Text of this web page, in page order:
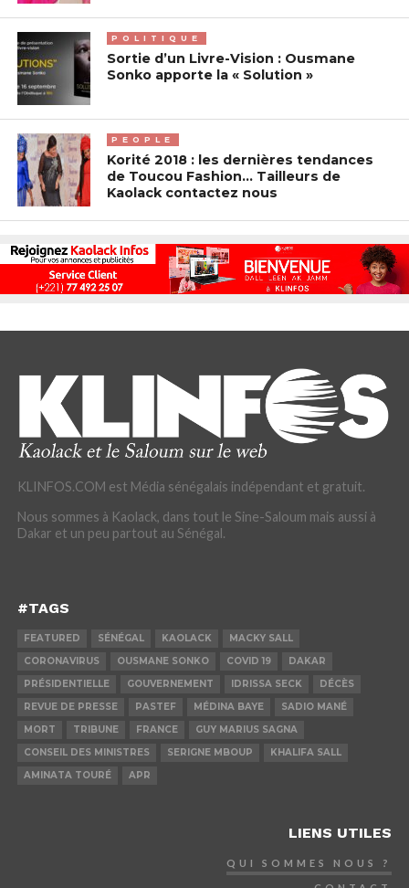
POLITIQUE
Sortie d’un Livre-Vision : Ousmane
Sonko apporte la « Solution »
PEOPLE
Korité 2018 : les dernières tendances
de Toucou Fashion… Tailleurs de
Kaolack contactez nous
KLINFOS.COM est Média sénégalais indépendant et gratuit.
Nous sommes à Kaolack, dans tout le Sine-Saloum mais aussi à
Dakar et un peu partout au Sénégal.
#TAGS
FEATURED SÉNÉGAL KAOLACK
MACKY SALL
CORONAVIRUS
OUSMANE SONKO COVID 19
DAKAR
PRÉSIDENTIELLE
GOUVERNEMENT IDRISSA SECK
DÉCÈS
REVUE DE PRESSE
PASTEF MÉDINA BAYE
SADIO MANÉ
MORT
TRIBUNE FRANCE
GUY MARIUS SAGNA
CONSEIL DES MINISTRES
SERIGNE MBOUP
KHALIFA SALL
AMINATA TOURÉ
APR
LIENS UTILES
QUI SOMMES NOUS ?